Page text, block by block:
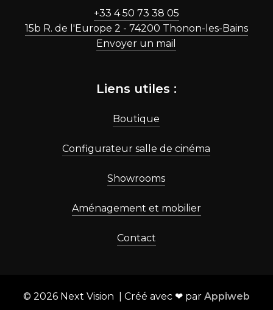
+33 4 50 73 38 05
15b R. de l'Europe 2 - 74200 Thonon-les-Bains
Envoyer un mail
Liens utiles :
Boutique
Configurateur salle de cinéma
Showrooms
Aménagement et mobilier
Contact
© 2026Next Vision | Créé avec ❤ par Appiweb